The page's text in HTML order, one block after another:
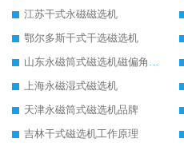
江苏干式永磁磁选机
鄂尔多斯干式干选磁选机
山东永磁筒式磁选机磁偏角怎么调整
上海永磁湿式磁选机
天津永磁筒式磁选机品牌
吉林干式磁选机工作原理